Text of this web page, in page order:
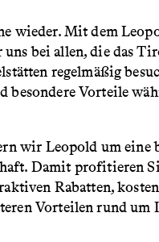
wieder. Mit dem
bei allen, die das
regelmäßig
besondere Vorteile
wir Leopold um eine
Damit profitieren
Rabatten,
Vorteilen rund um